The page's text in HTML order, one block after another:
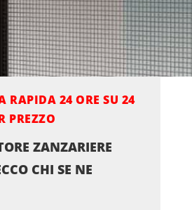
RAPIDA 24 ORE SU 24
PREZZO
ZANZARIERE
CHI SE NE